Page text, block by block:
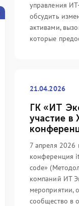
05.03.2024
Непрерывность
сфере обеспечения
профильных
невозможно не
на ряд стереотипов,
сложились среди
только) по отношению
области менеджмента.
Подробнее
управления
обсудить
активами,
которые
21.04.2026
ГК «ИТ
участие в
7 апреля 2026
конференция
code»
компаний ИТ
мероприятии,
сообщество в